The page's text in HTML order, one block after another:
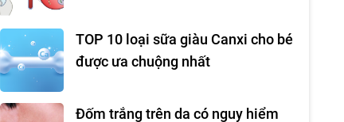
TOP 10 loại sữa giàu Canxi cho bé
được ưa chuộng nhất
Đốm trắng trên da có nguy hiểm